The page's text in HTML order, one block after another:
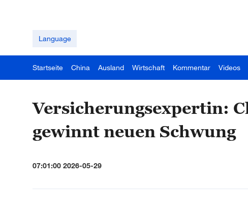
Language
Startseite China Ausland Wirtschaft Kommentar Videos
Versicherungsexpertin:
gewinnt neuen Schwung
07:01:00 2026-05-29